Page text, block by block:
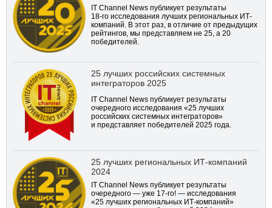
IT Channel News публикует результаты
18-го исследования лучших региональных ИТ-
компаний. В этот раз, в отличие от предыдущих
рейтингов, мы представляем не 25, а 20
победителей.
25 лучших российских системных
интеграторов 2025
IT Channel News публикует результаты
очередного исследования «25 лучших
российских системных интеграторов»
и представляет победителей 2025 года.
25 лучших региональных ИТ-компаний
2024
IT Channel News публикует результаты
очередного — уже 17-го! — исследования
«25 лучших региональных ИТ-компаний»